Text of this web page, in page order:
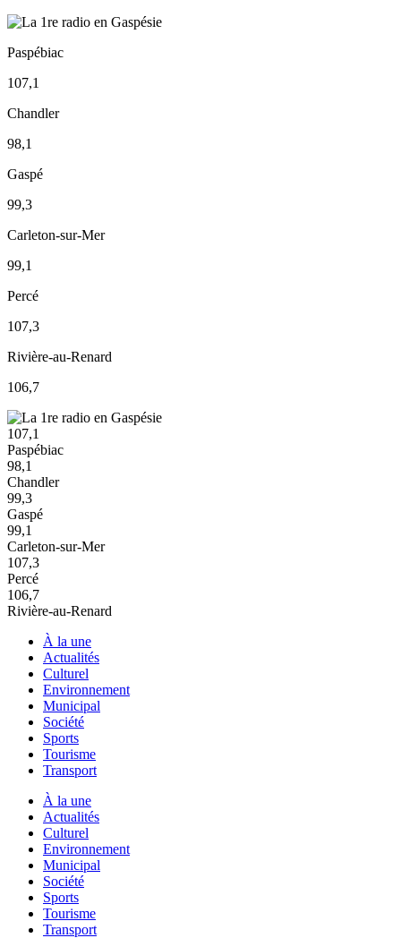
Paspébiac
107,1
Chandler
98,1
Gaspé
99,3
Carleton-sur-Mer
99,1
Percé
107,3
Rivière-au-Renard
106,7
107,1
Paspébiac
98,1
Chandler
99,3
Gaspé
99,1
Carleton-sur-Mer
107,3
Percé
106,7
Rivière-au-Renard
À la une
Actualités
Culturel
Environnement
Municipal
Société
Sports
Tourisme
Transport
À la une
Actualités
Culturel
Environnement
Municipal
Société
Sports
Tourisme
Transport